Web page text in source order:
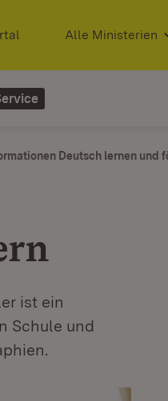
(Öffnet in neuem
Alle Ministerien
Deutsch lernen und
ist ein
Schule und